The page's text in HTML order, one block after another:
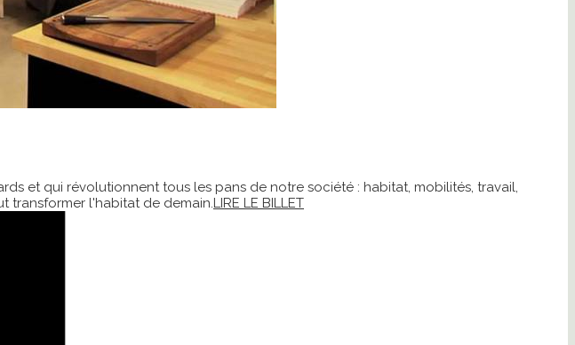
et qui révolutionnent tous les pans de notre société : habitat, mobilités, travail,
transformer l'habitat de demain.LIRE LE BILLET